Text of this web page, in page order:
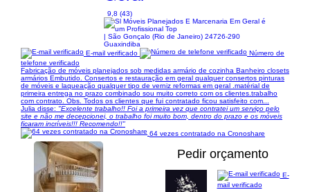
9,8 (43)
| São Gonçalo (Rio de Janeiro) 24726-290
Guaxindiba
E-mail verificado
Número de
telefone verificado
Fabricação de móveis planejados sob medidas armário de cozinha Banheiro closets
armários Embutido. Consertos e restauração em geral qualquer consertos pinturas
de móveis e laqueação qualquer tipo de verniz reformas em geral .matérial de
primeira entrega no prazo combinado sou muito correto com os clientes.trabalho
com contrato. Obs. Todos os clientes que fui contratado ficou satisfeito com...
Julia disse: "Excelente trabalho!! Foi a primeira vez que contratei um serviço pelo
site e não me decepcionei, o trabalho foi muito bom, dentro do prazo e os móveis
ficaram incríveis!!! Recomendo!!"
64 vezes contratado na Cronoshare
Pedir orçamento
E-
mail verificado